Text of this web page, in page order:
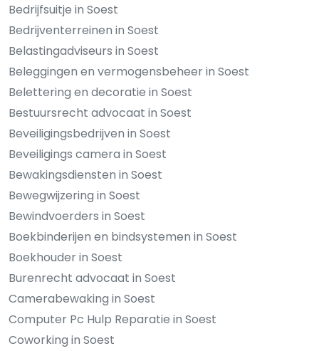
Bedrijfsuitje in Soest
Bedrijventerreinen in Soest
Belastingadviseurs in Soest
Beleggingen en vermogensbeheer in Soest
Belettering en decoratie in Soest
Bestuursrecht advocaat in Soest
Beveiligingsbedrijven in Soest
Beveiligings camera in Soest
Bewakingsdiensten in Soest
Bewegwijzering in Soest
Bewindvoerders in Soest
Boekbinderijen en bindsystemen in Soest
Boekhouder in Soest
Burenrecht advocaat in Soest
Camerabewaking in Soest
Computer Pc Hulp Reparatie in Soest
Coworking in Soest